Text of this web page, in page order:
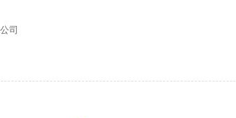
司